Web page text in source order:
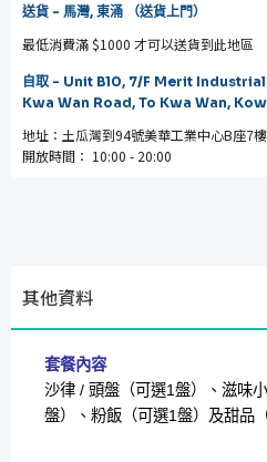
送貨 - 馬灣, 東涌 （送貨上門）
最低消費滿 $1000 才可以送貨到此地區
自取 - Unit B10, 7/F Merit
Kwa Wan Road, To Kwa Wan,
地址：土瓜灣到94號美華工業中心B座7
開放時間： 10:00 - 20:00
其他資料
套餐內容
沙律 / 頭盤（可選1盤）、 滋味
盤）、粉飯（可選1盤）及甜品